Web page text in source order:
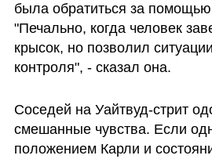
была обратиться за
"Печально, когда человек
крысок, но позволил
контроля", - сказал она.
Соседей на Уайтвуд-стрит
смешанные чувства. Если
положением Карли и